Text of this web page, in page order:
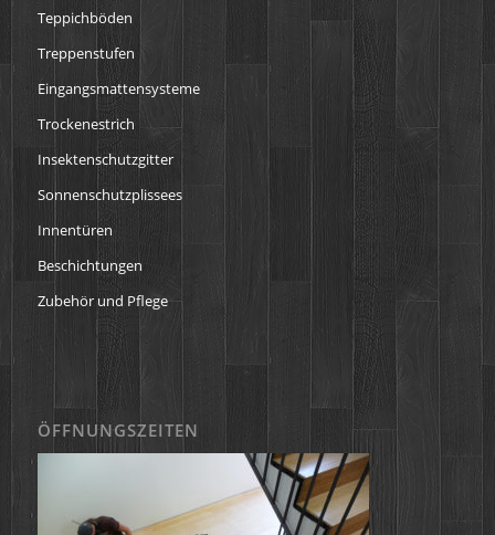
Teppichböden
Treppenstufen
Eingangsmattensysteme
Trockenestrich
Insektenschutzgitter
Sonnenschutzplissees
Innentüren
Beschichtungen
Zubehör und Pflege
ÖFFNUNGSZEITEN